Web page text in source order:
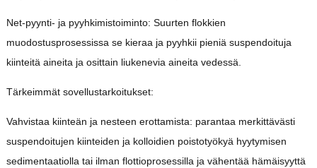
Net-pyynti- ja pyyhkimistoiminto: Suurten flokkien
muodostusprosessissa se kieraa ja pyyhkii pieniä suspendoituja
kiinteitä aineita ja osittain liukenevia aineita vedessä.
Tärkeimmät sovellustarkoitukset:
Vahvistaa kiinteän ja nesteen erottamista: parantaa merkittävästi
suspendoitujen kiinteiden ja kolloidien poistotyökyä hyytymisen
sedimentaatiolla tai ilman flottioprosessilla ja vähentää hämäisyyttä